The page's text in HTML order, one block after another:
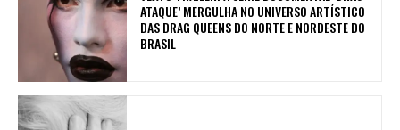
ATAQUE’ MERGULHA NO UNIVERSO ARTÍSTICO
DAS DRAG QUEENS DO NORTE E NORDESTE DO
BRASIL